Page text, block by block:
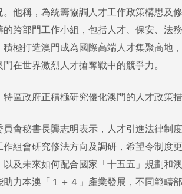
。他稱，為統籌協調人才工作政策構思及
的跨部門工作小組，包括人才、保安、法
積極打造澳門成為國際高端人才集聚高地
在世界激烈人才搶奪戰中的競爭力。
區政府正積極研究優化澳門的人才政策
會秘書長龔志明表示，人才引進法律制
作組會研究修法方向及調研，希望令制度
以及未來如何配合國家「十五五」規劃和
力本澳「１＋４」產業發展，不同範疇部